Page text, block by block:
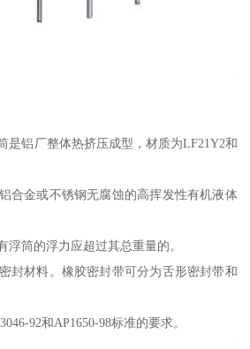
是铝厂整体热挤压成型，材质为LF21Y2和
合金或不锈钢无腐蚀的高挥发性有机液体
浮筒的浮力应超过其总重量的。
封材料。橡胶密封带可分为舌形密封带和
92和AP1650-98标准的要求。